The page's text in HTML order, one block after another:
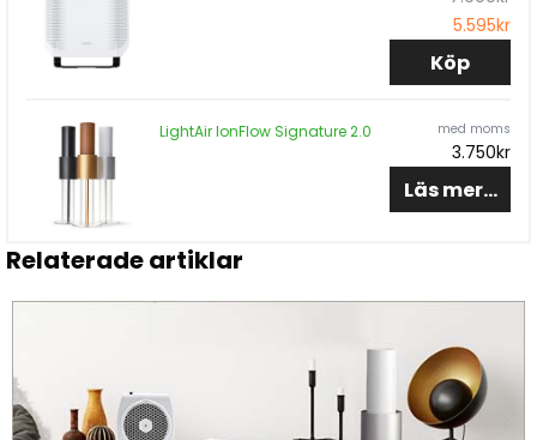
5.595kr
Köp
LightAir IonFlow Signature 2.0 med moms
3.750kr
Läs mer...
Relaterade artiklar